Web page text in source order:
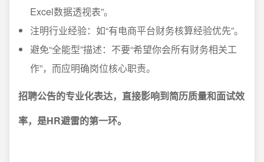
Excel数据透视表”。
注明行业经验：如“有电商平台财务核算经验优先”。
避免“全能型”描述：不要“希望你会所有财务相关工
作”，而应明确岗位核心职责。
招聘公告的专业化表达，直接影响到简历质量和面试效
率，是HR避雷的第一环。